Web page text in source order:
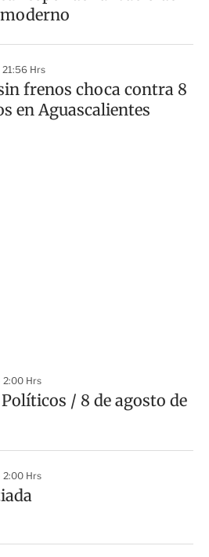
Hrs
frenos choca contra 8
en Aguascalientes
2:00 Hrs
/ 8 de agosto de
2:00 Hrs